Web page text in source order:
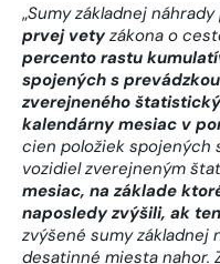
„Sumy základnej
prvej vety zákona o
percento rastu
spojených s
zverejneného
kalendárny mesiac v
cien položiek spojených
vozidiel zverejneným
mesiac, na základe
naposledy zvýšili, ak
zvýšené sumy základnej
desatinné miesta nahor.